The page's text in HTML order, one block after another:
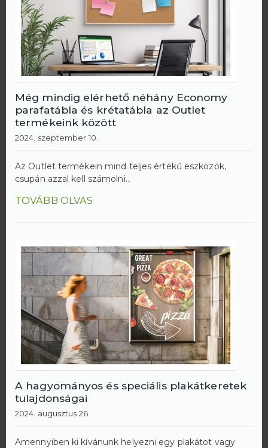
Még mindig elérhető néhány Economy
parafatábla és krétatábla az Outlet
termékeink között
2024. szeptember 10.
Az Outlet termékein mind teljes értékű eszközök,
csupán azzal kell számolni...
TOVÁBB OLVAS
A hagyományos és speciális plakátkeretek
tulajdonságai
2024. augusztus 26.
Amennyiben ki kívánunk helyezni egy plakátot vagy